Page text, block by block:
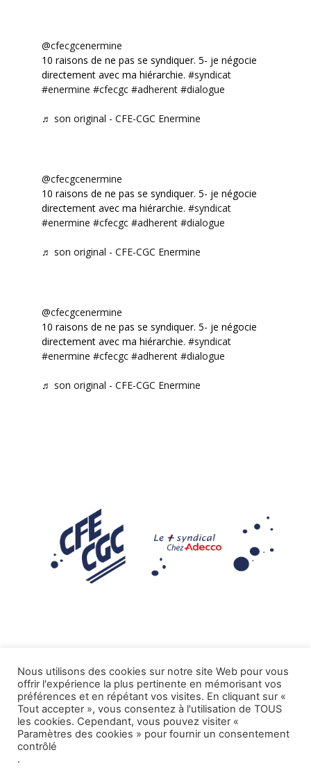
@cfecgcenermine
10 raisons de ne pas se syndiquer. 5- je négocie
directement avec ma hiérarchie. #syndicat
#enermine #cfecgc #adherent #dialogue
♬ son original - CFE-CGC Enermine
@cfecgcenermine
10 raisons de ne pas se syndiquer. 5- je négocie
directement avec ma hiérarchie. #syndicat
#enermine #cfecgc #adherent #dialogue
♬ son original - CFE-CGC Enermine
@cfecgcenermine
10 raisons de ne pas se syndiquer. 5- je négocie
directement avec ma hiérarchie. #syndicat
#enermine #cfecgc #adherent #dialogue
♬ son original - CFE-CGC Enermine
Mentions légales
Tous droits réservés CFE-CGC ADECCO.
Nous utilisons des cookies sur notre site Web pour vous
offrir l'expérience la plus pertinente en mémorisant vos
préférences et en répétant vos visites. En cliquant sur «
Tout accepter », vous consentez à l'utilisation de TOUS
les cookies. Cependant, vous pouvez visiter «
Paramètres des cookies » pour fournir un consentement
contrôlé
.